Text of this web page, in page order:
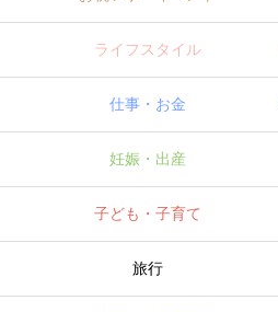
ライフスタイル
仕事・お金
妊娠・出産
子ども・子育て
旅行